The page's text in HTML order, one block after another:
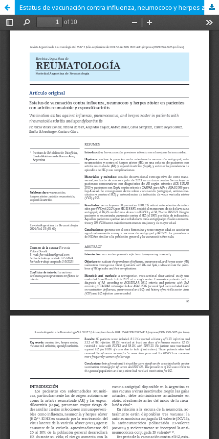
Estatus de vacunación contra influenza, neumococo y herpes zóster en pacientes con artritis reumatoidea y espondiloartritis